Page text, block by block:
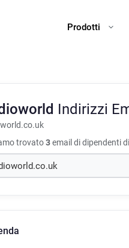
Prodotti
Indirizzi
trovato3email di dipendenti